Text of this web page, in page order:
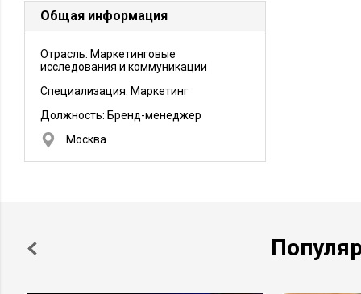
Общая информация
Отрасль: Маркетинговые
исследования и коммуникации
Специализация: Маркетинг
Должность: Бренд-менеджер
Москва